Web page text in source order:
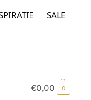
SALE
€0,00 0